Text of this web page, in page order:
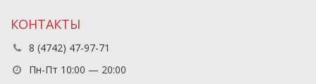
КОНТАКТЫ
8 (4742) 47-97-71
Пн-Пт 10:00 — 20:00